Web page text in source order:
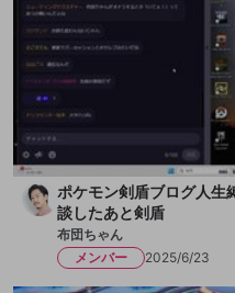
ポケモン剣盾ブログ人
談したあと剣盾
布団ちゃん
メンバー
2025/6/23